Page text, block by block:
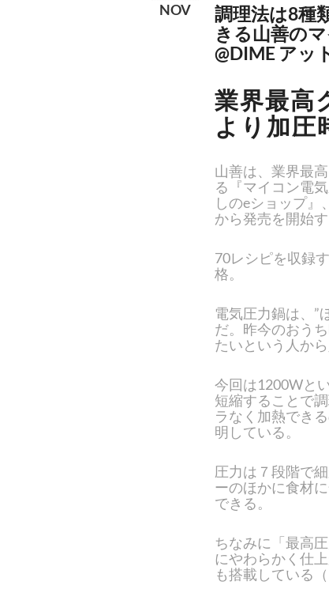
NOV
調理法は8種
きる山善の
@DIME アッ
業界最高
より加圧
山善は、業界最
る『マイコン電
しのeショップ
から発売を開始す
70レシピを収録
格。
電気圧力鍋は、”
だ。昨今のおう
たいという人か
今回は1200Wと
短縮することで
ラなく加熱でき
明している。
圧力は７段階で
ーのほかに食材
できる。
ちなみに「最高
にやわらかく仕
も搭載している